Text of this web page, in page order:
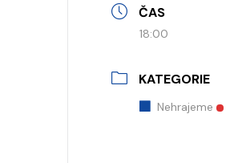
ČAS
18:00
KATEGORIE
Nehrajeme